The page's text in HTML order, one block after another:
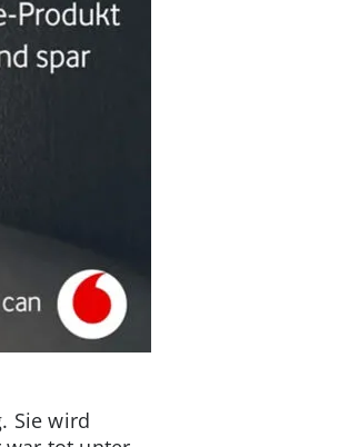
Sie wird